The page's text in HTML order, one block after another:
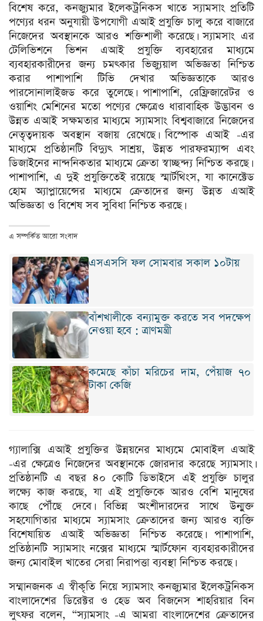
বিশেষ করে, কনজ্যুমার ইলেকট্রনিকস খাতে স্যামসাং প্রতিটি
পণ্যের ধরন অনুযায়ী উপযোগী এআই প্রযুক্তি চালু করে বাজারে
নিজেদের অবস্থানকে আরও শক্তিশালী করেছে। স্যামসাং এর
টেলিভিশনে ভিশন এআই প্রযুক্তি ব্যবহারের মাধ্যমে
ব্যবহারকারীদের জন্য চমৎকার ভিজ্যুয়াল অভিজ্ঞতা নিশ্চিত
করার পাশাপাশি টিভি দেখার অভিজ্ঞতাকে আরও
পারসোনালাইজড করে তুলেছে। পাশাপাশি, রেফ্রিজারেটর ও
ওয়াশিং মেশিনের মতো পণ্যের ক্ষেত্রেও ধারাবাহিক উদ্ভাবন ও
উন্নত এআই সক্ষমতার মাধ্যমে স্যামসাং বিশ্ববাজারে নিজেদের
নেতৃত্বদায়ক অবস্থান বজায় রেখেছে। বিস্পোক এআই -এর
মাধ্যমে প্রতিষ্ঠানটি বিদ্যুৎ সাশ্রয়, উন্নত পারফরম্যান্স এবং
ডিজাইনের নান্দনিকতার মাধ্যমে ক্রেতা স্বাচ্ছন্দ্য নিশ্চিত করছে।
পাশাপাশি, এ দুই প্রযুক্তিতেই রয়েছে স্মার্টথিংস, যা কানেক্টেড
হোম অ্যাপ্লায়েন্সের মাধ্যমে ক্রেতাদের জন্য উন্নত এআই
অভিজ্ঞতা ও বিশেষ সব সুবিধা নিশ্চিত করছে।
এ সম্পর্কিত আরো সংবাদ
এসএসসি ফল সোমবার সকাল ১০টায়
বাঁশখালীকে বন্যামুক্ত করতে সব পদক্ষেপ
নেওয়া হবে : ত্রাণমন্ত্রী
কমেছে কাঁচা মরিচের দাম, পেঁয়াজ ৭০
টাকা কেজি
গ্যালাক্সি এআই প্রযুক্তির উন্নয়নের মাধ্যমে মোবাইল এআই
-এর ক্ষেত্রেও নিজেদের অবস্থানকে জোরদার করেছে স্যামসাং।
প্রতিষ্ঠানটি এ বছর ৪০ কোটি ডিভাইসে এই প্রযুক্তি চালুর
লক্ষ্যে কাজ করছে, যা এই প্রযুক্তিকে আরও বেশি মানুষের
কাছে পৌঁছে দেবে। বিভিন্ন অংশীদারদের সাথে উন্মুক্ত
সহযোগিতার মাধ্যমে স্যামসাং ক্রেতাদের জন্য আরও ব্যক্তি
বিশেষায়িত এআই অভিজ্ঞতা নিশ্চিত করেছে। পাশাপাশি,
প্রতিষ্ঠানটি স্যামসাং নক্সের মাধ্যমে স্মার্টফোন ব্যবহারকারীদের
জন্য মোবাইল খাতের সেরা নিরাপত্তা ব্যবস্থা নিশ্চিত করছে।
সম্মানজনক এ স্বীকৃতি নিয়ে স্যামসাং কনজ্যুমার ইলেকট্রনিকস
বাংলাদেশের ডিরেক্টর ও হেড অব বিজনেস শাহরিয়ার বিন
লুৎফর বলেন, “স্যামসাং -এ আমরা বাংলাদেশের ক্রেতাদের